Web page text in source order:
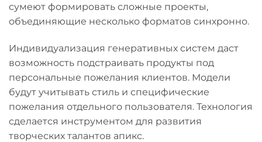
сумеют формировать сложные проекты,
объединяющие несколько форматов синхронно.
Индивидуализация генеративных систем даст
возможность подстраивать продукты под
персональные пожелания клиентов. Модели
будут учитывать стиль и специфические
пожелания отдельного пользователя. Технология
сделается инструментом для развития
творческих талантов апикс.